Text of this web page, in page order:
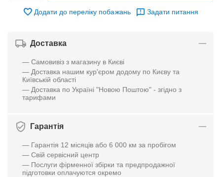
Додати до переліку побажань Задати питання
Доставка
— Самовивіз з магазину в Києві
— Доставка нашим кур'єром додому по Києву та
Київській області
— Доставка по Україні "Новою Поштою" - згідно з
тарифами
Гарантія
— Гарантія 12 місяців або 6 000 км за пробігом
— Свій сервісний центр
— Послуги фірменної збірки та предпродажної
підготовки оплачуются окремо